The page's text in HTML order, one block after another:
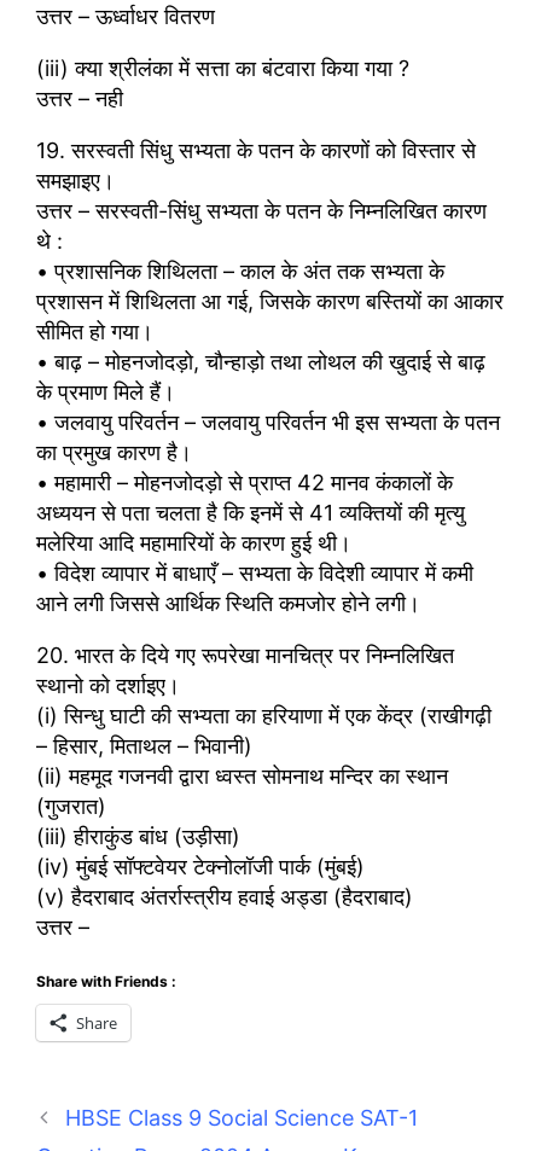
उत्तर – ऊर्ध्वाधर वितरण
(iii) क्या श्रीलंका में सत्ता का बंटवारा किया गया ?
उत्तर – नही
19. सरस्वती सिंधु सभ्यता के पतन के कारणों को विस्तार से
समझाइए।
उत्तर – सरस्वती-सिंधु सभ्यता के पतन के निम्नलिखित कारण
थे :
• प्रशासनिक शिथिलता – काल के अंत तक सभ्यता के
प्रशासन में शिथिलता आ गई, जिसके कारण बस्तियों का आकार
सीमित हो गया।
• बाढ़ – मोहनजोदड़ो, चौन्हाड़ो तथा लोथल की खुदाई से बाढ़
के प्रमाण मिले हैं।
• जलवायु परिवर्तन – जलवायु परिवर्तन भी इस सभ्यता के पतन
का प्रमुख कारण है।
• महामारी – मोहनजोदड़ो से प्राप्त 42 मानव कंकालों के
अध्ययन से पता चलता है कि इनमें से 41 व्यक्तियों की मृत्यु
मलेरिया आदि महामारियों के कारण हुई थी।
• विदेश व्यापार में बाधाएँ – सभ्यता के विदेशी व्यापार में कमी
आने लगी जिससे आर्थिक स्थिति कमजोर होने लगी।
20. भारत के दिये गए रूपरेखा मानचित्र पर निम्नलिखित
स्थानो को दर्शाइए।
(i) सिन्धु घाटी की सभ्यता का हरियाणा में एक केंद्र (राखीगढ़ी
– हिसार, मिताथल – भिवानी)
(ii) महमूद गजनवी द्वारा ध्वस्त सोमनाथ मन्दिर का स्थान
(गुजरात)
(iii) हीराकुंड बांध (उड़ीसा)
(iv) मुंबई सॉफ्टवेयर टेक्नोलॉजी पार्क (मुंबई)
(v) हैदराबाद अंतर्रास्त्रीय हवाई अड्डा (हैदराबाद)
उत्तर –
Share with Friends :
Share
HBSE Class 9 Social Science SAT-1